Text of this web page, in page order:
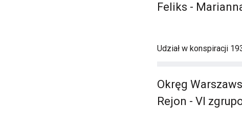
Feliks -
Udział w konspiracji
Okręg
Rejon - VI